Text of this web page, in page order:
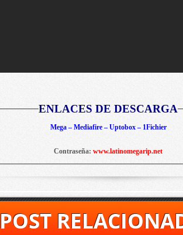
ENLACES DE DESCARGA
Mega – Mediafire – Uptobox – 1Fichier
Contraseña: www.latinomegarip.net
POST